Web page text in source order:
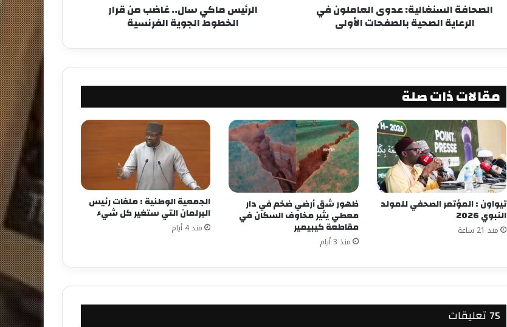
الصحافة السنغالية: عدوى العاملون في
الرعاية الصحية بالصفحات الأولى
الرئيس ماكي سال.. غاضب من قرار
الخطوط الجوية الفرنسية
مقالات ذات صلة
تيواون : المؤتمر الصحفي للمولد
النبوي 2026
منذ 21 ساعة
ظهور شق أرضي ضخم في دار
معطي يثير مخاوف السكان في
مقاطعة كيبيمير
منذ 3 أيام
الجمعية الوطنية : ملفات رئيس
البرلمان التي ستغير كل شيء
منذ 4 أيام
‫75 تعليقات